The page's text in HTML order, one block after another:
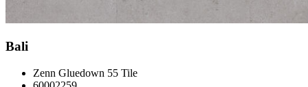
Bali
Zenn Gluedown 55 Tile